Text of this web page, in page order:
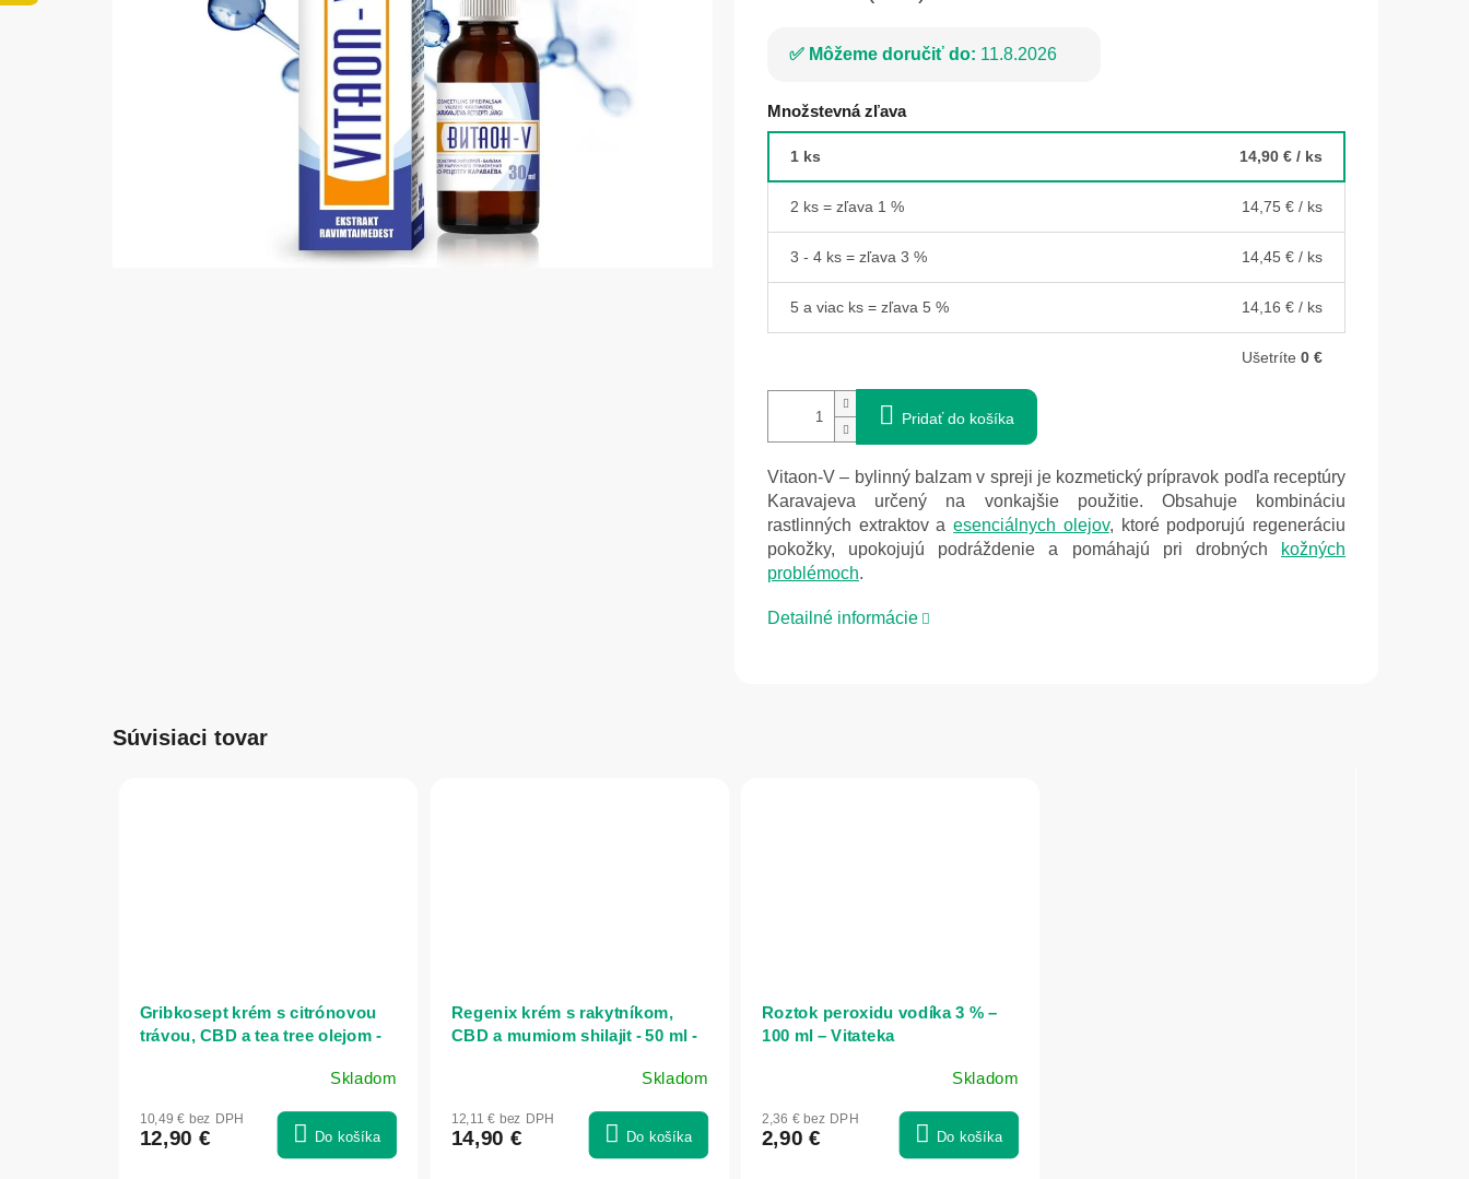
Môžeme doručiť do: 11.8.2026
Množstevná zľava
1 ks 14,90 € / ks
2 ks = zľava 1 % 14,75 € / ks
3 - 4 ks = zľava 3 % 14,45 € / ks
5 a viac ks = zľava 5 % 14,16 € / ks
Ušetríte 0 €
Pridať do košíka
Vitaon-V – bylinný balzam v spreji je kozmetický prípravok podľa receptúry
Karavajeva určený na vonkajšie použitie. Obsahuje kombináciu
rastlinných extraktov aesenciálnych olejov, ktoré podporujú regeneráciu
pokožky, upokojujú podráždenie a pomáhajú pri drobných
kožných
problémoch.
Detailné informácie
Súvisiaci tovar
Gribkosept krém s citrónovou
trávou, CBD a tea tree olejom -
Skladom
10,49 € bez DPH
12,90 € Do košíka
Regenix krém s rakytníkom,
CBD a mumiom shilajit - 50 ml -
Skladom
12,11 € bez DPH
14,90 € Do košíka
Roztok peroxidu vodíka 3 % –
100 ml – Vitateka
Skladom
2,36 € bez DPH
2,90 € Do košíka